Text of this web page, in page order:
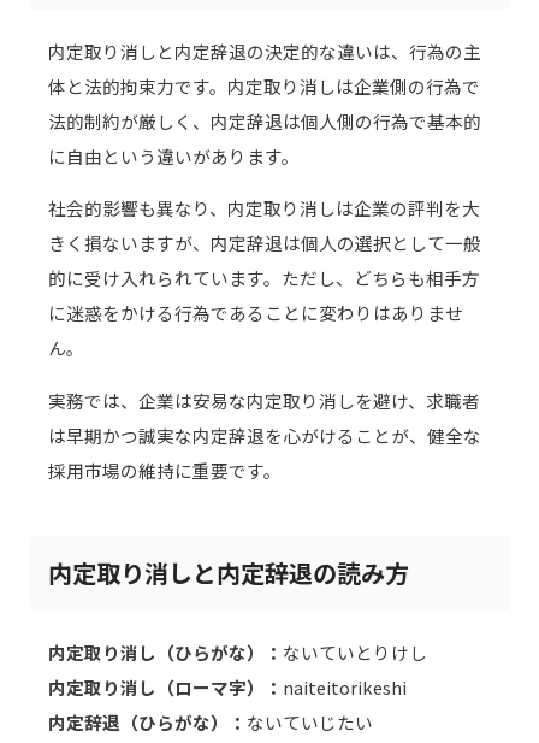
内定取り消しと内定辞退の決定的な違いは、行為の主
体と法的拘束力です。内定取り消しは企業側の行為で
法的制約が厳しく、内定辞退は個人側の行為で基本的
に自由という違いがあります。
社会的影響も異なり、内定取り消しは企業の評判を大
きく損ないますが、内定辞退は個人の選択として一般
的に受け入れられています。ただし、どちらも相手方
に迷惑をかける行為であることに変わりはありませ
ん。
実務では、企業は安易な内定取り消しを避け、求職者
は早期かつ誠実な内定辞退を心がけることが、健全な
採用市場の維持に重要です。
内定取り消しと内定辞退の読み方
内定取り消し（ひらがな）： ないていとりけし
内定取り消し（ローマ字）： naiteitorikeshi
内定辞退（ひらがな）： ないていじたい